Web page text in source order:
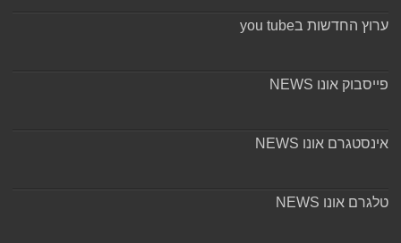
ערוץ החדשות בyou tube
פייסבוק אונו NEWS
אינסטגרם אונו NEWS
טלגרם אונו NEWS